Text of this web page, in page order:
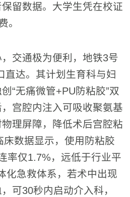
留数据。大学生凭在校证
。
交通极为便利，地铁3号
直达。其计划生育科与妇
“无痛微管+PU防粘胶”双
宫腔内注入可吸收聚氨基
理屏障，降低术后宫腔粘
床数据显示，使用防粘胶
率仅1.7%，远低于行业平
化急救体系，若术中出现
可30秒内启动介入科，